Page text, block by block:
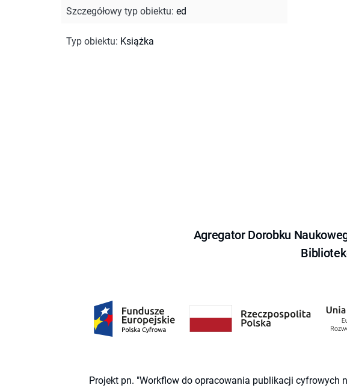
Szczegółowy typ obiektu: ed
Typ obiektu: Książka
Agregator Dorobku
Projekt pn. "Workflow do opracowania publikacji cyfrowych